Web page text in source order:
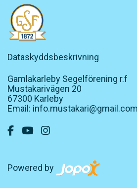
Dataskyddsbeskrivning
Gamlakarleby Segelförening r.f
Mustakarivägen 20
67300 Karleby
Email: info.mustakari@gmail.com
Powered by